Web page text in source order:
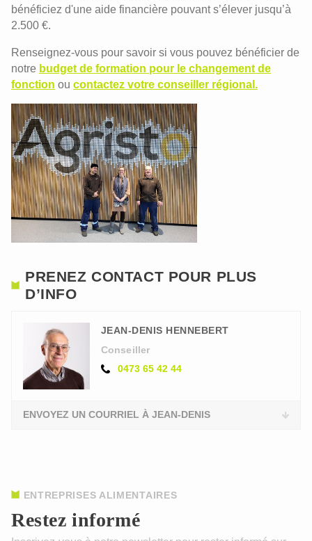
bénéficiez d'une aide financière pouvant s’élever jusqu’à
2.500 €.
Renseignez-vous pour savoir si vous pouvez bénéficier de
notre budget de formation pour le changement de
fonction ou contactez votre conseiller régional.
PRENEZ CONTACT POUR PLUS
D’INFO
JEAN-DENIS HENNEBERT
Conseiller
0473 65 42 44
ENVOYEZ UN COURRIEL À JEAN-DENIS
Restez informé
ENTREPRISES ALIMENTAIRES